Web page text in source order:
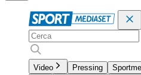
Video Pressing